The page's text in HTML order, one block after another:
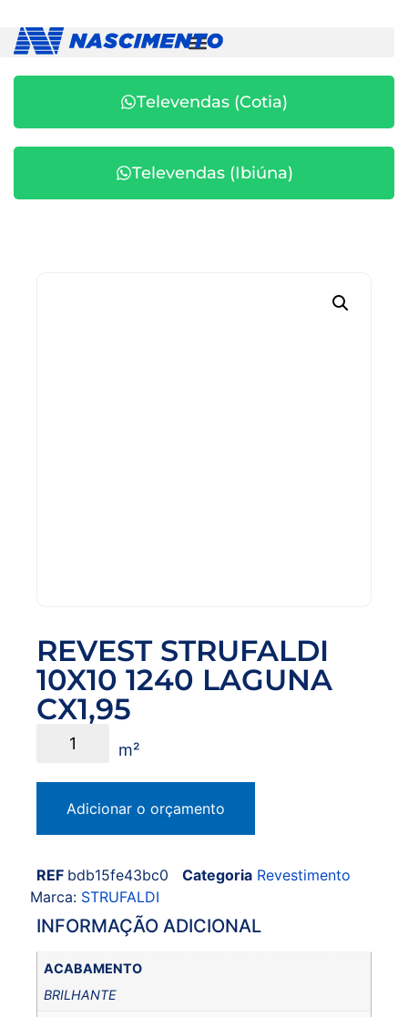
Televendas (Cotia)
Televendas (Ibiúna)
REVEST STRUFALDI
10X10 1240 LAGUNA
CX1,95
Adicionar o orçamento
REF bdb15fe43bc0 Categoria Revestimento
Marca: STRUFALDI
INFORMAÇÃO ADICIONAL
ACABAMENTO
BRILHANTE